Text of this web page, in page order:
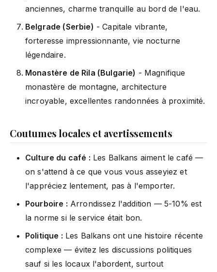
anciennes, charme tranquille au bord de l'eau.
Belgrade (Serbie) - Capitale vibrante,
forteresse impressionnante, vie nocturne
légendaire.
Monastère de Rila (Bulgarie) - Magnifique
monastère de montagne, architecture
incroyable, excellentes randonnées à proximité.
Coutumes locales et avertissements
Culture du café : Les Balkans aiment le café —
on s'attend à ce que vous vous asseyiez et
l'appréciez lentement, pas à l'emporter.
Pourboire : Arrondissez l'addition — 5-10% est
la norme si le service était bon.
Politique : Les Balkans ont une histoire récente
complexe — évitez les discussions politiques
sauf si les locaux l'abordent, surtout